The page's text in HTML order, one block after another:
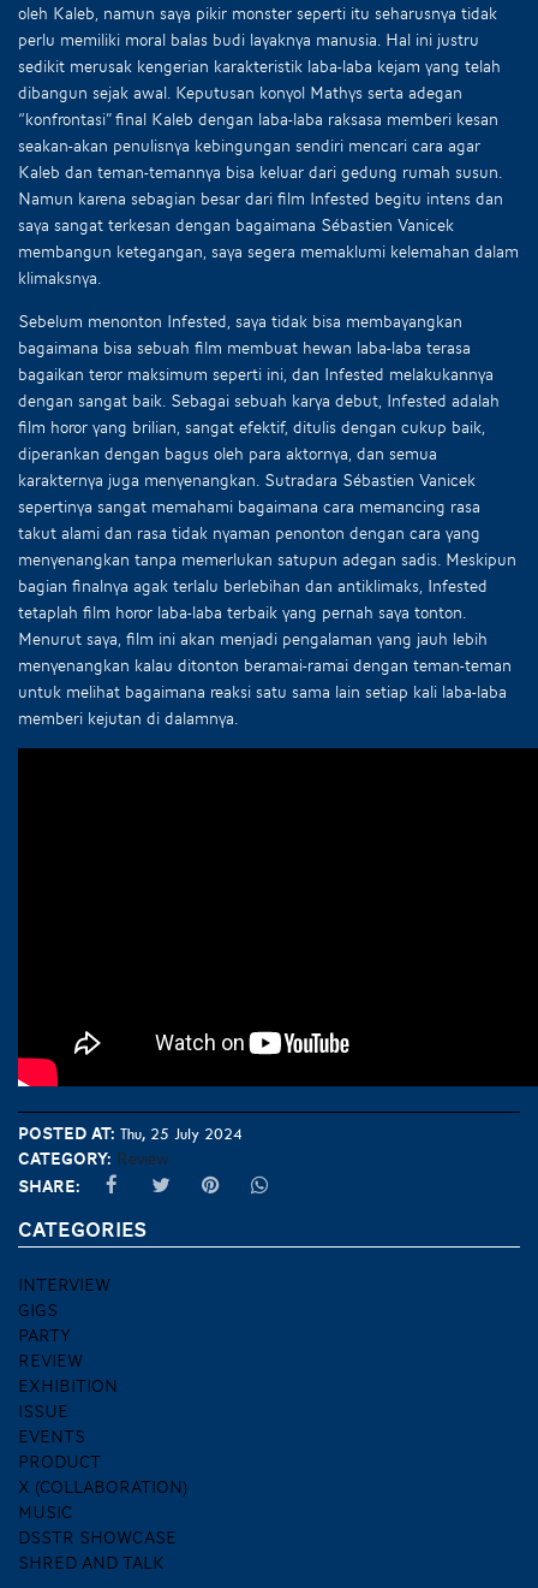
oleh Kaleb, namun saya pikir monster seperti itu seharusnya tidak
perlu memiliki moral balas budi layaknya manusia. Hal ini justru
sedikit merusak kengerian karakteristik laba-laba kejam yang telah
dibangun sejak awal. Keputusan konyol Mathys serta adegan
“konfrontasi” final Kaleb dengan laba-laba raksasa memberi kesan
seakan-akan penulisnya kebingungan sendiri mencari cara agar
Kaleb dan teman-temannya bisa keluar dari gedung rumah susun.
Namun karena sebagian besar dari film Infested begitu intens dan
saya sangat terkesan dengan bagaimana Sébastien Vanicek
membangun ketegangan, saya segera memaklumi kelemahan dalam
klimaksnya.
Sebelum menonton Infested, saya tidak bisa membayangkan
bagaimana bisa sebuah film membuat hewan laba-laba terasa
bagaikan teror maksimum seperti ini, dan Infested melakukannya
dengan sangat baik. Sebagai sebuah karya debut, Infested adalah
film horor yang brilian, sangat efektif, ditulis dengan cukup baik,
diperankan dengan bagus oleh para aktornya, dan semua
karakternya juga menyenangkan. Sutradara Sébastien Vanicek
sepertinya sangat memahami bagaimana cara memancing rasa
takut alami dan rasa tidak nyaman penonton dengan cara yang
menyenangkan tanpa memerlukan satupun adegan sadis. Meskipun
bagian finalnya agak terlalu berlebihan dan antiklimaks, Infested
tetaplah film horor laba-laba terbaik yang pernah saya tonton.
Menurut saya, film ini akan menjadi pengalaman yang jauh lebih
menyenangkan kalau ditonton beramai-ramai dengan teman-teman
untuk melihat bagaimana reaksi satu sama lain setiap kali laba-laba
memberi kejutan di dalamnya.
Posted at: Thu, 25 July 2024
Category: Review
Share:
CATEGORIES
INTERVIEW
GIGS
PARTY
REVIEW
EXHIBITION
ISSUE
EVENTS
PRODUCT
X (COLLABORATION)
MUSIC
DSSTR SHOWCASE
SHRED AND TALK